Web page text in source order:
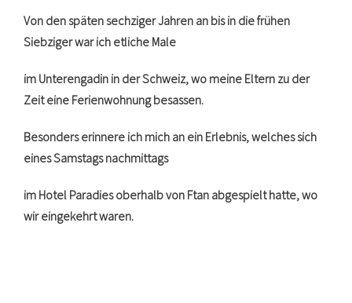
Von den späten sechziger Jahren an bis in die frühen
Siebziger war ich etliche Male
im Unterengadin in der Schweiz, wo meine Eltern zu der
Zeit eine Ferienwohnung besassen.
Besonders erinnere ich mich an ein Erlebnis, welches sich
eines Samstags nachmittags
im Hotel Paradies oberhalb von Ftan abgespielt hatte, wo
wir eingekehrt waren.